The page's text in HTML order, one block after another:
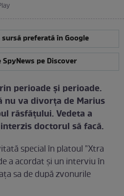
preferată în Google
pe Discover
perioade şi perioade.
nu va divorţa de Marius
răsfăţului. Vedeta a
doctorul să facă.
special în platoul "Xtra
a acordat şi un interviu în
sa de după zvonurile